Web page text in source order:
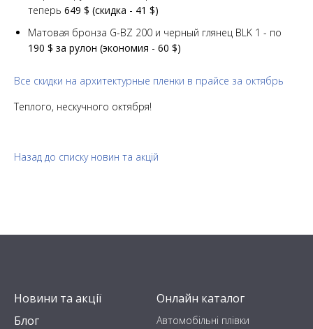
теперь 649 $ (скидка - 41 $)
Матовая бронза G-BZ 200 и черный глянец BLK 1 - по
190 $ за рулон (экономия - 60 $)
Все скидки на архитектурные пленки в прайсе за октябрь
Теплого, нескучного октября!
Назад до списку новин та акцій
Новини та акції
Блог
Онлайн каталог
Автомобільні плівки